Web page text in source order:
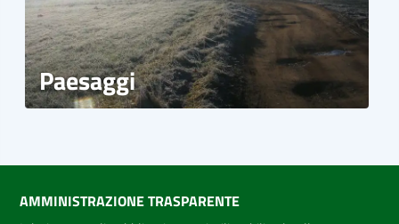
Paesaggi
AMMINISTRAZIONE TRASPARENTE